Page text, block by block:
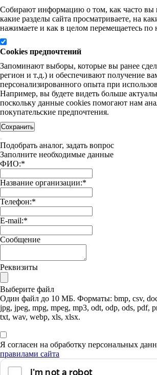
Собирают информацию о том, как часто вы
какие разделы сайта просматриваете, на
нажимаете и как в целом перемещаетесь по
Cookies предпочтений
Запоминают выборы, которые вы ранее
регион и т.д.) и обеспечивают получение
персонализированного опыта при
Например, вы будете видеть больше
поскольку данные cookies помогают нам
покупательские предпочтения.
Сохранить
Подобрать аналог, задать вопрос
Заполните необходимые данные
ФИО:*
Название организации:*
Телефон:*
E-mail:*
Сообщение
Реквизиты
Выберите файл
Один файл до 10 МБ. Форматы: bmp, csv,
jpg, jpeg, mpg, mpeg, mp3, odt, odp, ods, pdf,
txt, wav, webp, xls, xlsx.
Я согласен на обработку персональных
правилами сайта